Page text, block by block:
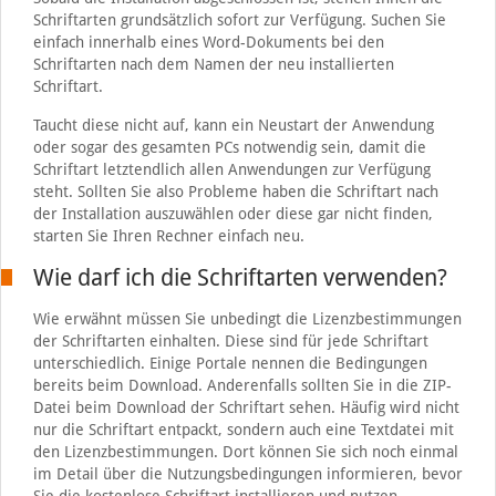
Schriftarten grundsätzlich sofort zur Verfügung. Suchen Sie
einfach innerhalb eines Word-Dokuments bei den
Schriftarten nach dem Namen der neu installierten
Schriftart.
Taucht diese nicht auf, kann ein Neustart der Anwendung
oder sogar des gesamten PCs notwendig sein, damit die
Schriftart letztendlich allen Anwendungen zur Verfügung
steht. Sollten Sie also Probleme haben die Schriftart nach
der Installation auszuwählen oder diese gar nicht finden,
starten Sie Ihren Rechner einfach neu.
Wie darf ich die Schriftarten verwenden?
Wie erwähnt müssen Sie unbedingt die Lizenzbestimmungen
der Schriftarten einhalten. Diese sind für jede Schriftart
unterschiedlich. Einige Portale nennen die Bedingungen
bereits beim Download. Anderenfalls sollten Sie in die ZIP-
Datei beim Download der Schriftart sehen. Häufig wird nicht
nur die Schriftart entpackt, sondern auch eine Textdatei mit
den Lizenzbestimmungen. Dort können Sie sich noch einmal
im Detail über die Nutzungsbedingungen informieren, bevor